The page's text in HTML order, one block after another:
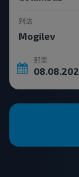
到达
那里